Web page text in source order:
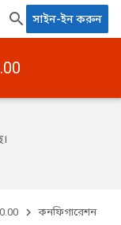
সাইন-ইন করুন
কনফিগারেশন